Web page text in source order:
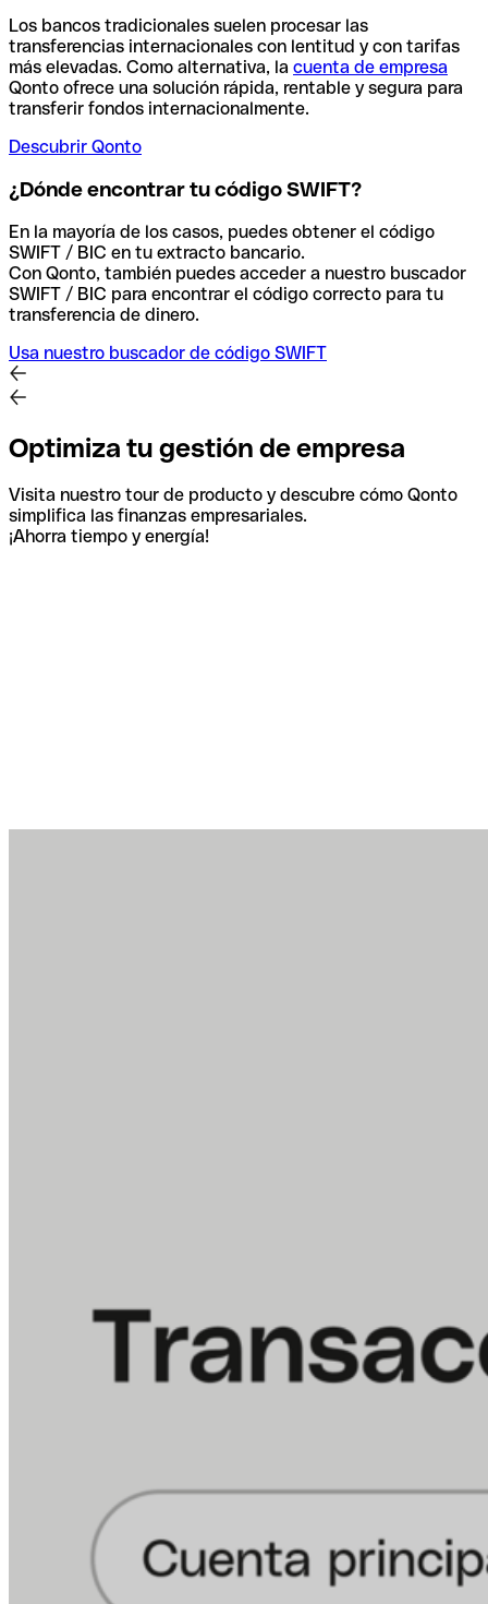
Los bancos tradicionales suelen procesar las
transferencias internacionales con lentitud y con tarifas
más elevadas. Como alternativa, la cuenta de empresa
Qonto ofrece una solución rápida, rentable y segura para
transferir fondos internacionalmente.
Descubrir Qonto
¿Dónde encontrar tu código SWIFT?
En la mayoría de los casos, puedes obtener el código
SWIFT / BIC en tu extracto bancario.
Con Qonto, también puedes acceder a nuestro buscador
SWIFT / BIC para encontrar el código correcto para tu
transferencia de dinero.
Usa nuestro buscador de código SWIFT
Optimiza tu gestión de empresa
Visita nuestro tour de producto y descubre cómo Qonto
simplifica las finanzas empresariales.
¡Ahorra tiempo y energía!